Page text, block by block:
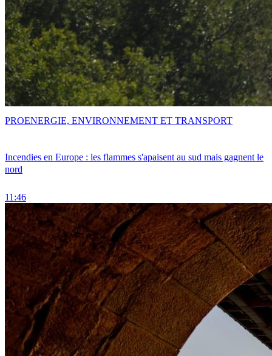
Incendies en Europe : les flammes s'apaisent au sud mais gagnent le
nord
11:46
PROENERGIE, ENVIRONNEMENT ET TRANSPORT